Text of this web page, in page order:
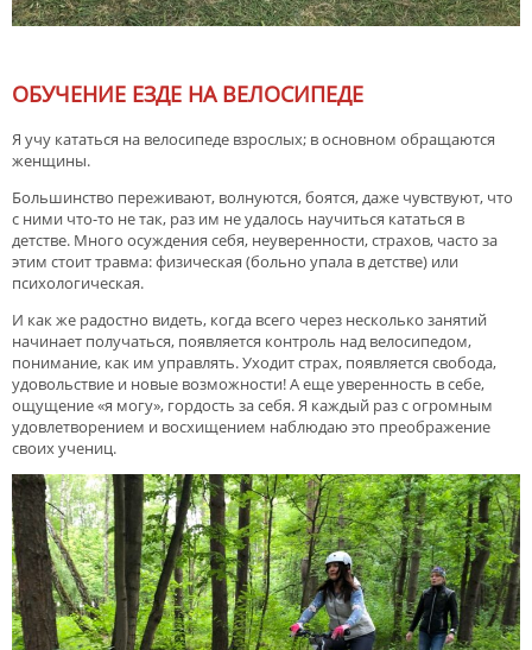
ОБУЧЕНИЕ ЕЗДЕ НА ВЕЛОСИПЕДЕ
Я учу кататься на велосипеде взрослых; в основном обращаются
женщины.
Большинство переживают, волнуются, боятся, даже чувствуют, что
с ними что-то не так, раз им не удалось научиться кататься в
детстве. Много осуждения себя, неуверенности, страхов, часто за
этим стоит травма: физическая (больно упала в детстве) или
психологическая.
И как же радостно видеть, когда всего через несколько занятий
начинает получаться, появляется контроль над велосипедом,
понимание, как им управлять. Уходит страх, появляется свобода,
удовольствие и новые возможности! А еще уверенность в себе,
ощущение «я могу», гордость за себя. Я каждый раз с огромным
удовлетворением и восхищением наблюдаю это преображение
своих учениц.